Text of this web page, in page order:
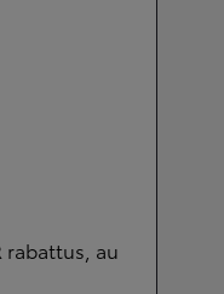
rabattus, au